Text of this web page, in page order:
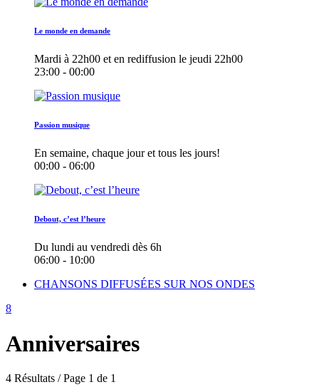
Le monde en demande
Mardi à 22h00 et en rediffusion le jeudi 22h00
23:00 - 00:00
Passion musique
En semaine, chaque jour et tous les jours!
00:00 - 06:00
Debout, c’est l’heure
Du lundi au vendredi dès 6h
06:00 - 10:00
CHANSONS DIFFUSÉES SUR NOS ONDES
Anniversaires
4 Résultats / Page 1 de 1